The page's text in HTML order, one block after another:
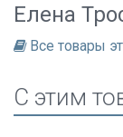
Елена
Все товары
C этим